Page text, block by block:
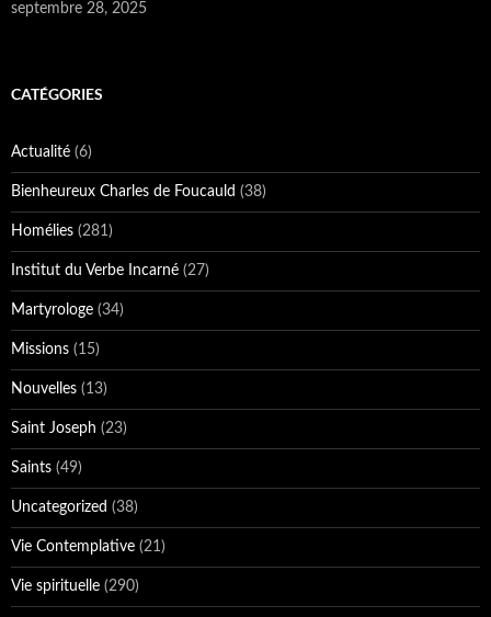
septembre 28, 2025
CATÉGORIES
Actualité (6)
Bienheureux Charles de Foucauld (38)
Homélies (281)
Institut du Verbe Incarné (27)
Martyrologe (34)
Missions (15)
Nouvelles (13)
Saint Joseph (23)
Saints (49)
Uncategorized (38)
Vie Contemplative (21)
Vie spirituelle (290)